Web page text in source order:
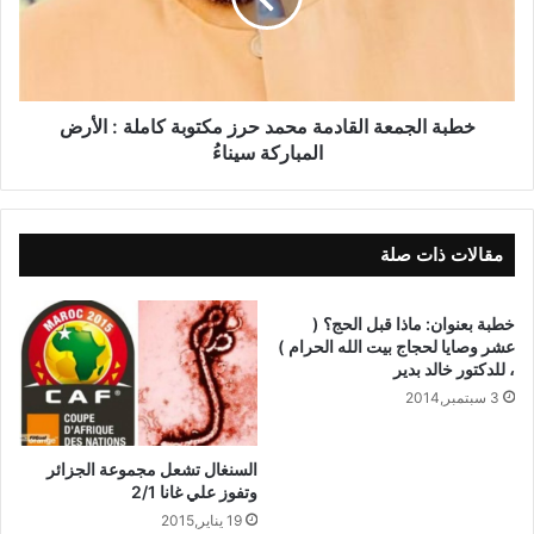
خطبة الجمعة القادمة للدكتور محمد
حرز pdf : الأرض المباركة ، 25 أبريل
خطبة الجمعة القادمة محمد
حرز pdf : الأرض المباركة ، 26
شوال 1446هـ – الموافق 25
أبريل 2025م
أولًا: سيناءُ أرضٌ مباركةٌ.
خطبة الجمعة القادمة محمد حرز مكتوبة كاملة : الأرض
المباركة سيناءُ
مقالات ذات صلة
خطبة بعنوان: ماذا قبل الحج؟ (
عشر وصايا لحجاج بيت الله الحرام )
، للدكتور خالد بدير
3 سبتمبر,2014
السنغال تشعل مجموعة الجزائر
وتفوز علي غانا 2/1
19 يناير,2015